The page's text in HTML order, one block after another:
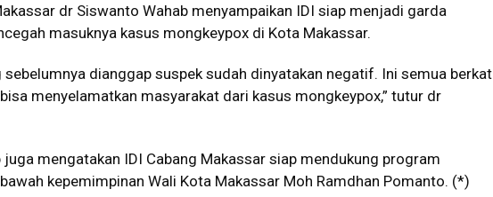
dr Siswanto Wahab menyampaikan IDI siap menjadi garda
masuknya kasus mongkeypox di Kota Makassar.
sebelumnya dianggap suspek sudah dinyatakan negatif. Ini semua berkat
menyelamatkan masyarakat dari kasus mongkeypox,” tutur dr
mengatakan IDI Cabang Makassar siap mendukung program
kepemimpinan Wali Kota Makassar Moh Ramdhan Pomanto. (*)